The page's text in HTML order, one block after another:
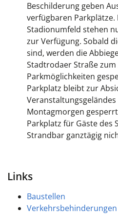
Beschilderung geben
verfügbaren
Stadionumfeld stehen
zur Verfügung. Sobald
sind, werden die
Stadtrodaer Straße zum
Parkmöglichkeiten
Parkplatz bleibt zur
Montagmorgen
Parkplatz für Gäste des
Strandbar ganztägig
Links
Baustellen